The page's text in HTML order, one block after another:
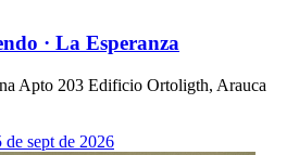
· La Esperanza
Apto 203 Edificio Ortoligth, Arauca
sept de 2026